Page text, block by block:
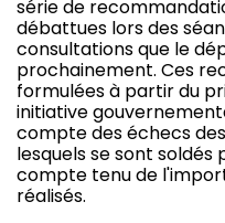
série de
débattues lors des
consultations que le
prochainement. Ces
formulées à partir du
initiative
compte des échecs
lesquels se sont
compte tenu de
réalisés.